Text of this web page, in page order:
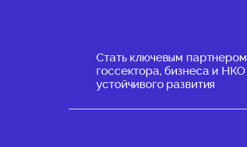
Стать ключевым
госсектора, бизнеса и
устойчивого развития